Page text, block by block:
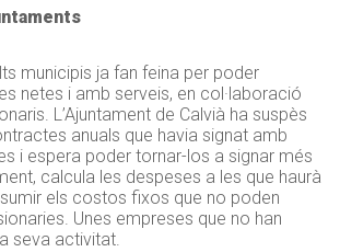
municipis ja fan feina per poder
netes i amb serveis, en col·laboració
L’Ajuntament de Calvià ha suspès
anuals que havia signat amb
i espera poder tornar-los a signar més
calcula les despeses a les que haurà
els costos fixos que no poden
Unes empreses que no han
seva activitat.